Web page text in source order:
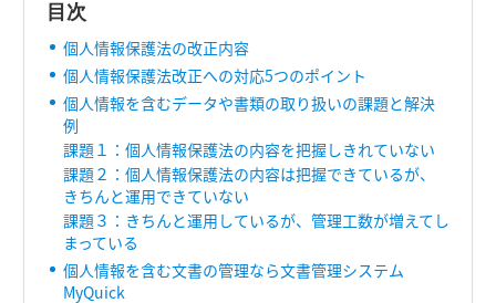
目次
個人情報保護法の改正内容
個人情報保護法改正への対応5つのポイント
個人情報を含むデータや書類の取り扱いの課題と解決
例
課題１：個人情報保護法の内容を把握しきれていない
課題２：個人情報保護法の内容は把握できているが、
きちんと運用できていない
課題３：きちんと運用しているが、管理工数が増えてし
まっている
個人情報を含む文書の管理なら文書管理システム
MyQuick